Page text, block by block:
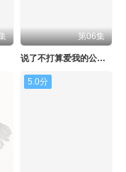
第06集
说了不打算爱我的公爵继承人，不知为何对我宠爱有加
5.0分